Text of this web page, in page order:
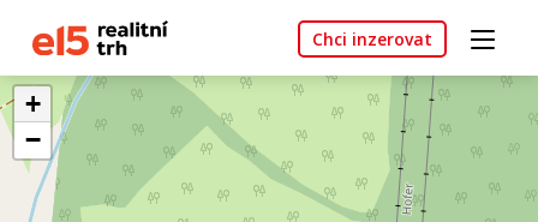
Chci inzerovat
+
−